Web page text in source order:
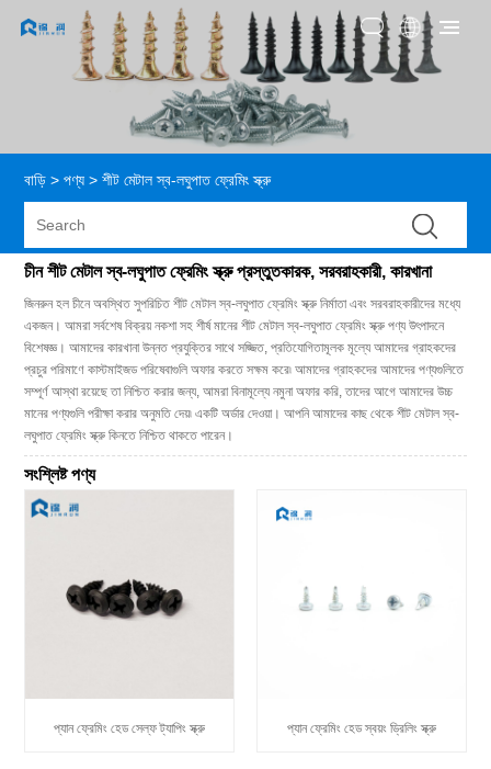
বাড়ি > পণ্য > শীট মেটাল স্ব-লঘুপাত ফ্রেমিং স্ক্রু
চীন শীট মেটাল স্ব-লঘুপাত ফ্রেমিং স্ক্রু প্রস্তুতকারক, সরবরাহকারী, কারখানা
জিনরুন হল চীনে অবস্থিত সুপরিচিত শীট মেটাল স্ব-লঘুপাত ফ্রেমিং স্ক্রু নির্মাতা এবং সরবরাহকারীদের মধ্যে
একজন। আমরা সর্বশেষ বিক্রয় নকশা সহ শীর্ষ মানের শীট মেটাল স্ব-লঘুপাত ফ্রেমিং স্ক্রু পণ্য উৎপাদনে
বিশেষজ্ঞ। আমাদের কারখানা উন্নত প্রযুক্তির সাথে সজ্জিত, প্রতিযোগিতামূলক মূল্যে আমাদের গ্রাহকদের
প্রচুর পরিমাণে কাস্টমাইজড পরিষেবাগুলি অফার করতে সক্ষম করে৷ আমাদের গ্রাহকদের আমাদের পণ্যগুলিতে
সম্পূর্ণ আস্থা রয়েছে তা নিশ্চিত করার জন্য, আমরা বিনামূল্যে নমুনা অফার করি, তাদের আগে আমাদের উচ্চ
মানের পণ্যগুলি পরীক্ষা করার অনুমতি দেয়৷ একটি অর্ডার দেওয়া। আপনি আমাদের কাছ থেকে শীট মেটাল স্ব-
লঘুপাত ফ্রেমিং স্ক্রু কিনতে নিশ্চিত থাকতে পারেন।
সংশ্লিষ্ট পণ্য
প্যান ফ্রেমিং হেড সেল্ফ ট্যাপিং স্ক্রু প্যান ফ্রেমিং হেড স্বয়ং ড্রিলিং স্ক্রু